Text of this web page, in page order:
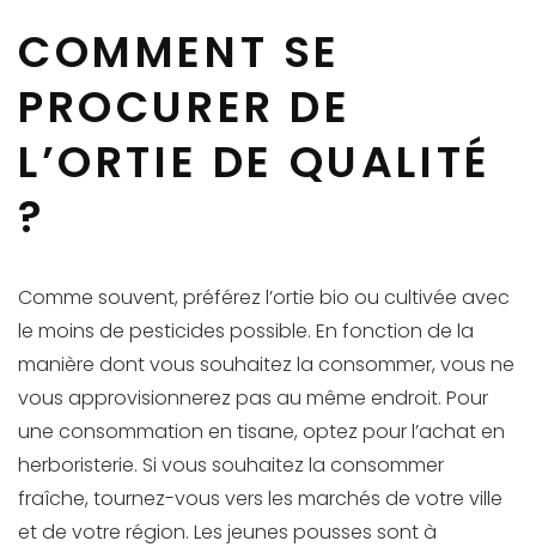
COMMENT SE
PROCURER DE
L’ORTIE DE QUALITÉ
?
Comme souvent, préférez l’ortie bio ou cultivée avec
le moins de pesticides possible. En fonction de la
manière dont vous souhaitez la consommer, vous ne
vous approvisionnerez pas au même endroit. Pour
une consommation en tisane, optez pour l’achat en
herboristerie. Si vous souhaitez la consommer
fraîche, tournez-vous vers les marchés de votre ville
et de votre région. Les jeunes pousses sont à